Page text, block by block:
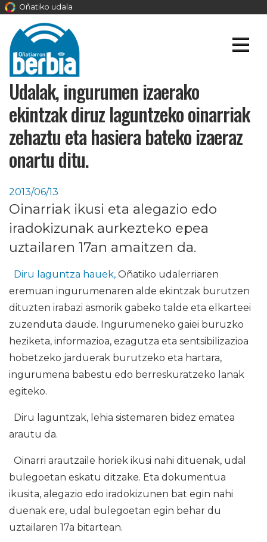
Oñatiko udala
Udalak, ingurumen izaerako
ekintzak diruz laguntzeko oinarriak
zehaztu eta hasiera bateko izaeraz
onartu ditu.
2013/06/13
Oinarriak ikusi eta alegazio edo
iradokizunak aurkezteko epea
uztailaren 17an amaitzen da.
Diru laguntza hauek, Oñatiko udalerriaren
eremuan ingurumenaren alde ekintzak burutzen
dituzten irabazi asmorik gabeko talde eta elkarteei
zuzenduta daude. Ingurumeneko gaiei buruzko
heziketa, informazioa, ezagutza eta sentsibilizazioa
hobetzeko jarduerak burutzeko eta hartara,
ingurumena babestu edo berreskuratzeko lanak
egiteko.
Diru laguntzak, lehia sistemaren bidez ematea
arautu da.
Oinarri arautzaile horiek ikusi nahi dituenak, udal
bulegoetan eskatu ditzake. Eta dokumentua
ikusita, alegazio edo iradokizunen bat egin nahi
duenak ere, udal bulegoetan egin behar du
uztailaren 17a bitartean.